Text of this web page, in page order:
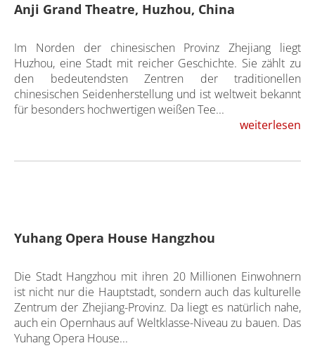
Anji Grand Theatre, Huzhou, China
Im Norden der chinesischen Provinz Zhejiang liegt
Huzhou, eine Stadt mit reicher Geschichte. Sie zählt zu
den bedeutendsten Zentren der traditionellen
chinesischen Seidenherstellung und ist weltweit bekannt
für besonders hochwertigen weißen Tee...
weiterlesen
Yuhang Opera House Hangzhou
Die Stadt Hangzhou mit ihren 20 Millionen Einwohnern
ist nicht nur die Hauptstadt, sondern auch das kulturelle
Zentrum der Zhejiang-Provinz. Da liegt es natürlich nahe,
auch ein Opernhaus auf Weltklasse-Niveau zu bauen. Das
Yuhang Opera House...